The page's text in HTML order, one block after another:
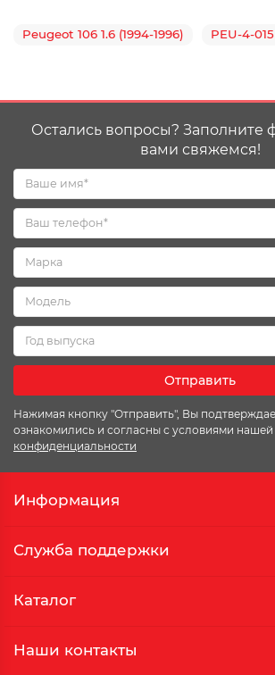
Peugeot 106 1.6 (1994-1996) PEU-4-015
Остались вопросы? Заполните
вами свяжемся!
Отправить
Нажимая кнопку "Отправить", Вы
ознакомились и согласны с условиями нашей
конфиденциальности
Информация
Служба поддержки
Каталог
Наши контакты